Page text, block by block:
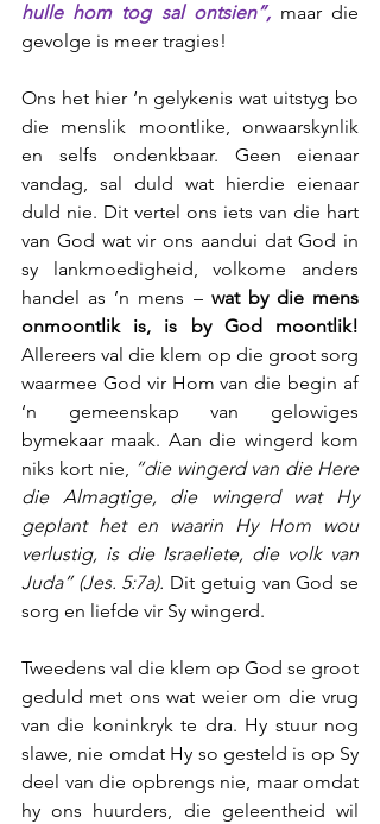
hulle hom tog sal ontsien”, maar die
gevolge is meer tragies!
Ons het hier ‘n gelykenis wat uitstyg bo
die menslik moontlike, onwaarskynlik
en selfs ondenkbaar. Geen eienaar
vandag, sal duld wat hierdie eienaar
duld nie. Dit vertel ons iets van die hart
van God wat vir ons aandui dat God in
sy lankmoedigheid, volkome anders
handel as ’n mens – wat by die mens
onmoontlik is, is by God moontlik!
Allereers val die klem op die groot sorg
waarmee God vir Hom van die begin af
‘n gemeenskap van gelowiges
bymekaar maak. Aan die wingerd kom
niks kort nie, “die wingerd van die Here
die Almagtige, die wingerd wat Hy
geplant het en waarin Hy Hom wou
verlustig, is die Israeliete, die volk van
Juda” (Jes. 5:7a). Dit getuig van God se
sorg en liefde vir Sy wingerd.
Tweedens val die klem op God se groot
geduld met ons wat weier om die vrug
van die koninkryk te dra. Hy stuur nog
slawe, nie omdat Hy so gesteld is op Sy
deel van die opbrengs nie, maar omdat
hy ons huurders, die geleentheid wil